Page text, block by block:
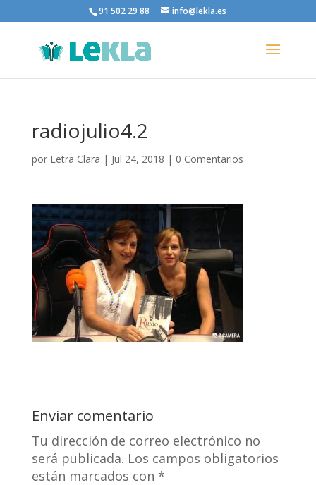
91 502 29 88 info@lekla.es
radiojulio4.2
por Letra Clara | Jul 24, 2018 | 0 Comentarios
Enviar comentario
Tu dirección de correo electrónico no
será publicada. Los campos obligatorios
están marcados con *